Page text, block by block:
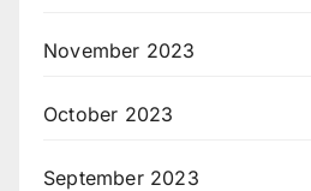
November 2023
October 2023
September 2023